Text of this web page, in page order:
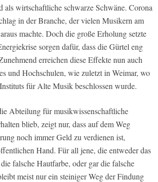
als wirtschaftliche schwarze Schwäne. Corona
in der Branche, der vielen Musikern am
machte. Doch die große Erholung setzte
sorgen dafür, dass die Gürtel eng
erreichen diese Effekte nun auch
und Hochschulen, wie zuletzt in Weimar, wo
für Alte Musik beschlossen wurde.
Abteilung für musikwissenschaftliche
blieb, zeigt nur, dass auf dem Weg
noch immer Geld zu verdienen ist,
Hand. Für all jene, die entweder das
falsche Hautfarbe, oder gar die falsche
meist nur ein steiniger Weg der Findung